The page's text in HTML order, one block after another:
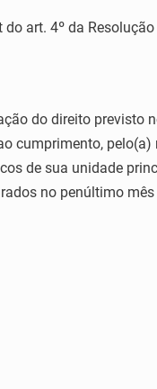
do art. 4º da
do direito previsto
cumprimento,
de sua unidade
no penúltimo